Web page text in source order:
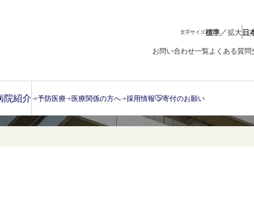
文字サイズ標準／拡大日
お問い合わせ一覧よくある質問
院紹介 予防医療 医療関係の方へ 採用情報 寄付のお願い